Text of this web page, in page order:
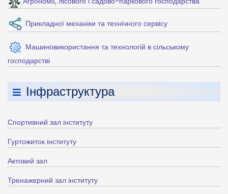
Прикладної механіки та технічного сервісу
Машиновикористання та технологій в сільському
господарстві
Інфраструктура
Спортивний зал інституту
Гуртожиток інституту
Актовий зал
Тренажерний зал інституту